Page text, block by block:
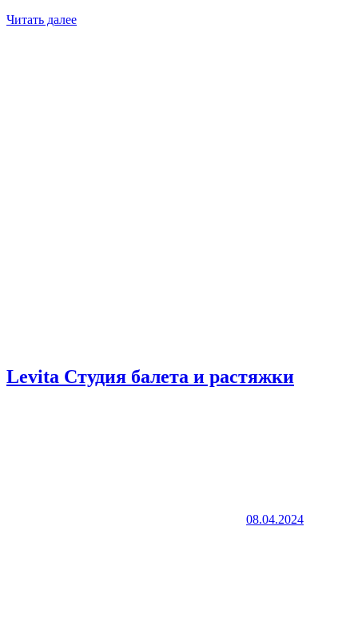
Читать далее
Levita ​Студия балета и растяжки
08.04.2024